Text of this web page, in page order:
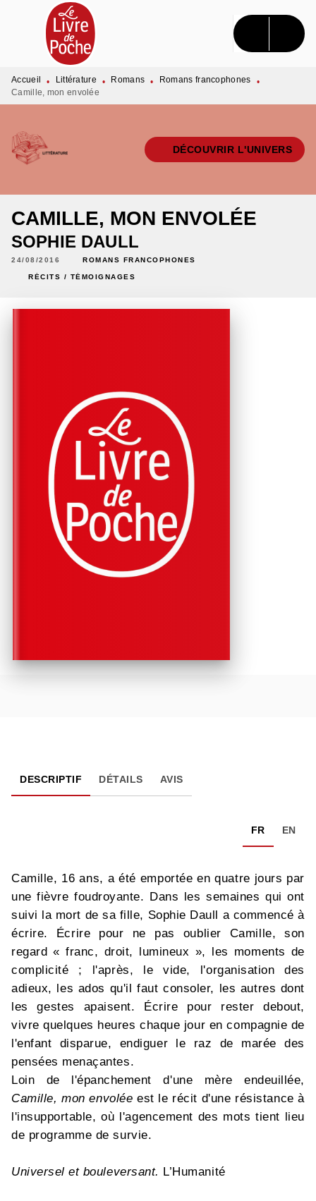
MENU RECHERCHE CONTENU
PIED DE PAGE
Accueil • Littérature • Romans • Romans francophones
•
Camille, mon envolée
DÉCOUVRIR L'UNIVERS
CAMILLE, MON ENVOLÉE
SOPHIE DAULL
24/08/2016 ROMANS FRANCOPHONES
RÉCITS / TÉMOIGNAGES
DESCRIPTIF DÉTAILS AVIS
FR EN
Camille, 16 ans, a été emportée en quatre jours par
une fièvre foudroyante. Dans les semaines qui ont
suivi la mort de sa fille, Sophie Daull a commencé à
écrire. Écrire pour ne pas oublier Camille, son
regard « franc, droit, lumineux », les moments de
complicité ; l'après, le vide, l'organisation des
adieux, les ados qu'il faut consoler, les autres dont
les gestes apaisent. Écrire pour rester debout,
vivre quelques heures chaque jour en compagnie de
l'enfant disparue, endiguer le raz de marée des
pensées menaçantes.
Loin de l'épanchement d'une mère endeuillée,
Camille, mon envolée est le récit d'une résistance à
l'insupportable, où l'agencement des mots tient lieu
de programme de survie.
Universel et bouleversant. L’Humanité